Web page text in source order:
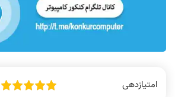
امتیازدهی